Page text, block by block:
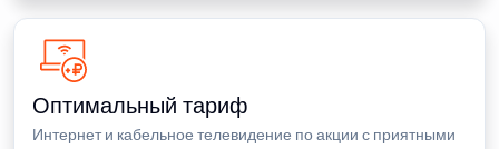
Оптимальный тариф
Интернет и кабельное телевидение по акции с приятными